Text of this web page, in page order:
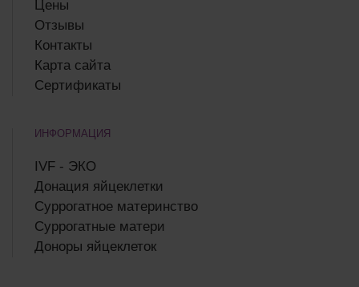
Цены
Отзывы
Контакты
Карта сайта
Сертификаты
ИНФОРМАЦИЯ
IVF - ЭКО
Донация яйцеклетки
Суррогатное материнство
Суррогатные матери
Доноры яйцеклеток